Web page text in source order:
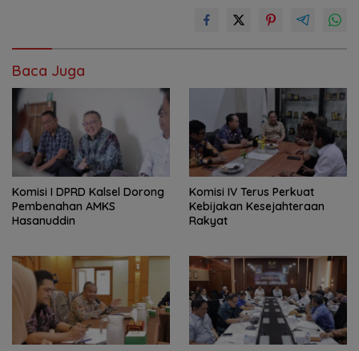
Baca Juga
Komisi I DPRD Kalsel Dorong
Pembenahan AMKS
Hasanuddin
Komisi IV Terus Perkuat
Kebijakan Kesejahteraan
Rakyat